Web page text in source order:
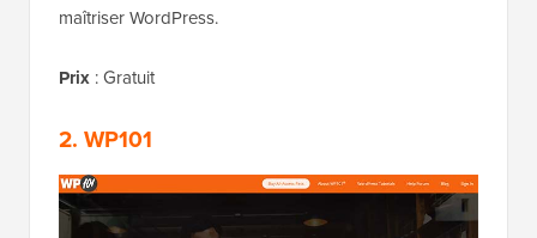
maîtriser WordPress.
Prix : Gratuit
2. WP101